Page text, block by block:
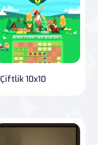
Çiftlik 10x10